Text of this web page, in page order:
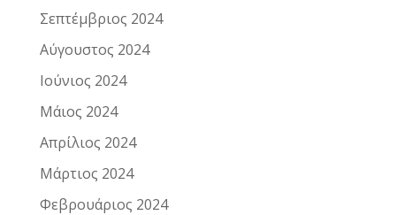
Σεπτέμβριος 2024
Αύγουστος 2024
Ιούνιος 2024
Μάιος 2024
Απρίλιος 2024
Μάρτιος 2024
Φεβρουάριος 2024